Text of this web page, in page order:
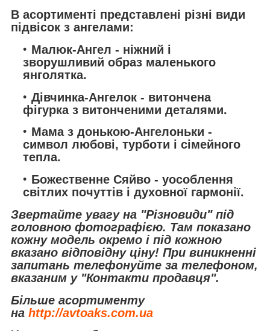
В асортименті представлені різні види
підвісок з ангелами:
Малюк-Ангел - ніжний і
зворушливий образ маленького
янголятка.
Дівчинка-Ангелок - витончена
фігурка з витонченими деталями.
Мама з донькою-Ангелоньки -
символ любові, турботи і сімейного
тепла.
Божественне Сяйво - уособлення
світлих почуттів і духовної гармонії.
Звертайте увагу на "Різновиди" під
головною фотографією. Там показано
кожну модель окремо і під кожною
вказано відповідну ціну! При виникненні
запитань телефонуйте за телефоном,
вказаним у "Контакти продавця".
Більше асортименту
на http://avtoaks.com.ua